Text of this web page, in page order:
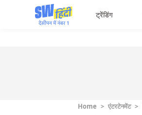
ट्रेंडिंग
Home > एंटरटेनमेंट >